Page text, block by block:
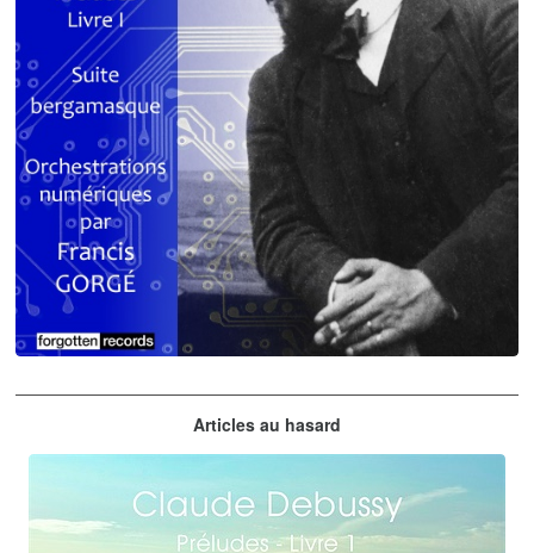
Articles au hasard